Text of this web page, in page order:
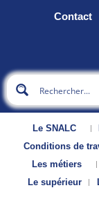
Contact
Le SNALC
Conditions de
Les métiers
Le supérieur